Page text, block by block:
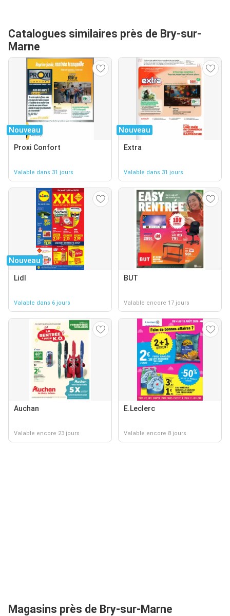
Catalogues similaires près de Bry-sur-
Marne
Nouveau
Proxi Confort
Valable dans 31 jours
Nouveau
Extra
Valable dans 31 jours
Nouveau
Lidl
Valable dans 6 jours
BUT
Valable encore 17 jours
Auchan
Valable encore 23 jours
E.Leclerc
Valable encore 8 jours
Magasins près de Bry-sur-Marne